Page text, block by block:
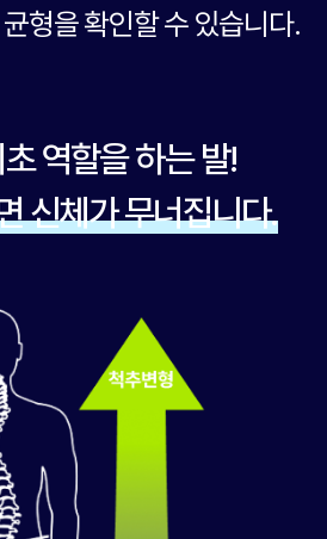
형을 확인할 수 있습니다.
역할을 하는 발!
신체가 무너집니다.